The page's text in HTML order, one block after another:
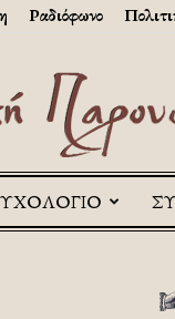
Ραδιόφωνο